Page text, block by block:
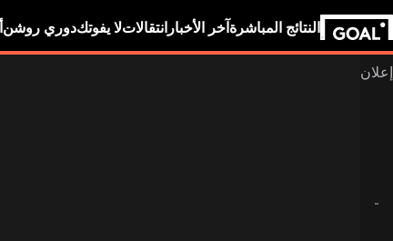
النتائج المباشرة آخر الأخبار انتقالاتلا يفوتكدوري روشن